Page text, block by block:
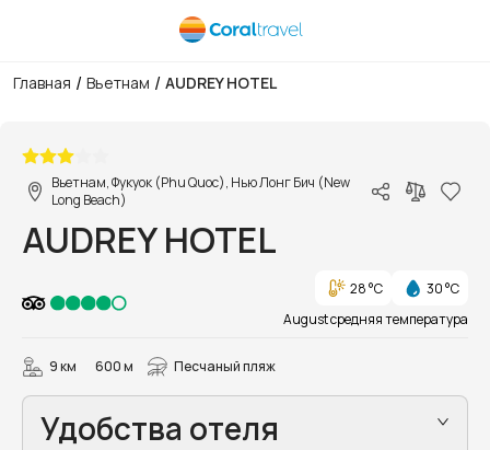
Главная / Вьетнам / AUDREY HOTEL
Вьетнам, Фукуок (Phu Quoc), Нью Лонг Бич (New
Long Beach)
AUDREY HOTEL
28 °C
30 °C
August средняя температура
9 км 600 м Песчаный пляж
Удобства отеля